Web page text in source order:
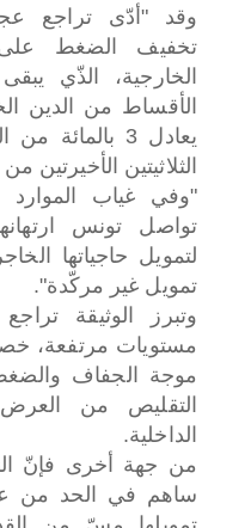
وقد "أدّى تراجع
تخفيف الضغط على
الخارجية، الذّي
يعادل 3
الثلاثيتين الأخيرتين من
"وفي غياب الموارد
تواصل تونس
لتمويل حاجياتها
تمويل غير مركّدة".
وتبرز الوثيقة
مستويات مرتفعة،
موجة الجفاف
التقليص من
الداخلية.
من جهة أخرى فإنّ
ساهم في الحد من